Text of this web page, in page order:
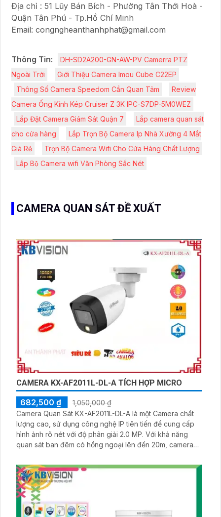
Địa chỉ : 51 Lũy Bán Bích - Phường Tân Thới Hoà -
Quận Tân Phú - Tp.Hồ Chí Minh
Email: congngheanthanhphat@gmail.com
Thông Tin:
DH-SD2A200-GN-AW-PV Camerra PTZ
Ngoài Trời
Giới Thiệu Camera Imou Cube C22EP
Thông Số Camera Speedom Cần Quan Tâm
Review
Camera Ống Kính Kép Cruiser Z 3K IPC-S7DP-5M0WEZ
Lắp Đặt Camera Giám Sát Quận 7
Lắp camera quan sát
cho cửa hàng
Lắp Trọn Bộ Camera Ip Nhà Xưởng 4 Mắt
Giá Rẻ
Trọn Bộ Camera Wifi Cho Cửa Hàng Chất Lượng
Lắp Bộ Camera wifi Văn Phòng Sắc Nét
CAMERA QUAN SÁT ĐỀ XUẤT
CAMERA KX-AF2011L-DL-A TÍCH HỢP MICRO
682,500 ₫
1,050,000 ₫
Camera Quan Sát KX-AF2011L-DL-A là một Camera chất
lượng cao, sử dụng công nghệ IP tiên tiến để cung cấp
hình ảnh rõ nét với độ phân giải 2.0 MP. Với khả năng
quan sát ban đêm có hồng ngoại lên đến 20m, camera
sáng. Ấn tượng ơn với những thông số là Camera này
cung cấp một góc nhìn rộng, cho phép bạn theo dõi
nhiều khung cảnh cùng một lúc